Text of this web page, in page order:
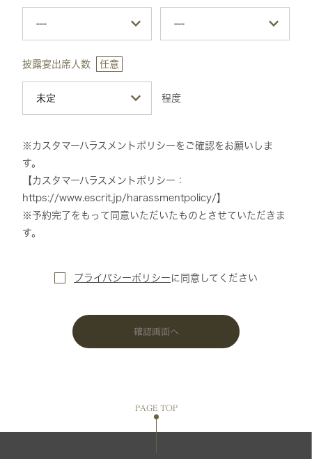
披露宴出席人数 任意
程度
※カスタマーハラスメントポリシーをご確認をお願いしま
す。
【カスタマーハラスメントポリシー：
https://www.escrit.jp/harassmentpolicy/】
※予約完了をもって同意いただいたものとさせていただきま
す。
プライバシーポリシー に 同意してください
確認画面へ
PAGE TOP